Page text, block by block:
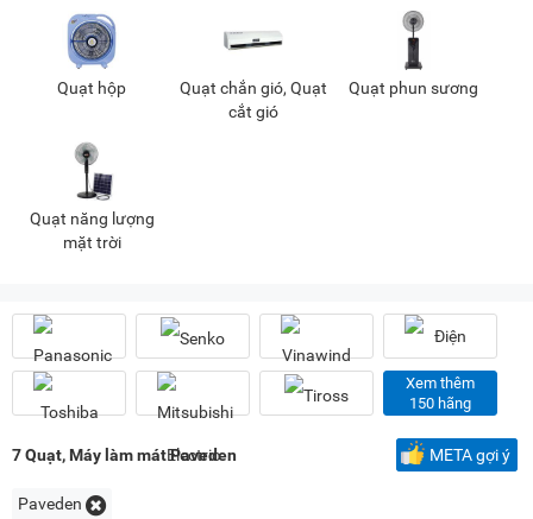
8 triệu - 10 triệu
10 triệu - 15 triệu
15 triệu - 20 triệu
(36)
25 triệu - 30 triệu
30 triệu - 40 triệu
40 triệu - 50 triệu
Quạt hộp
Quạt chắn gió, Quạt
cắt gió
Quạt phun sương
Quạt năng lượng
mặt trời
Xem thêm
150 hãng
7Quạt, Máy làm mát Paveden META gợi ý
Paveden